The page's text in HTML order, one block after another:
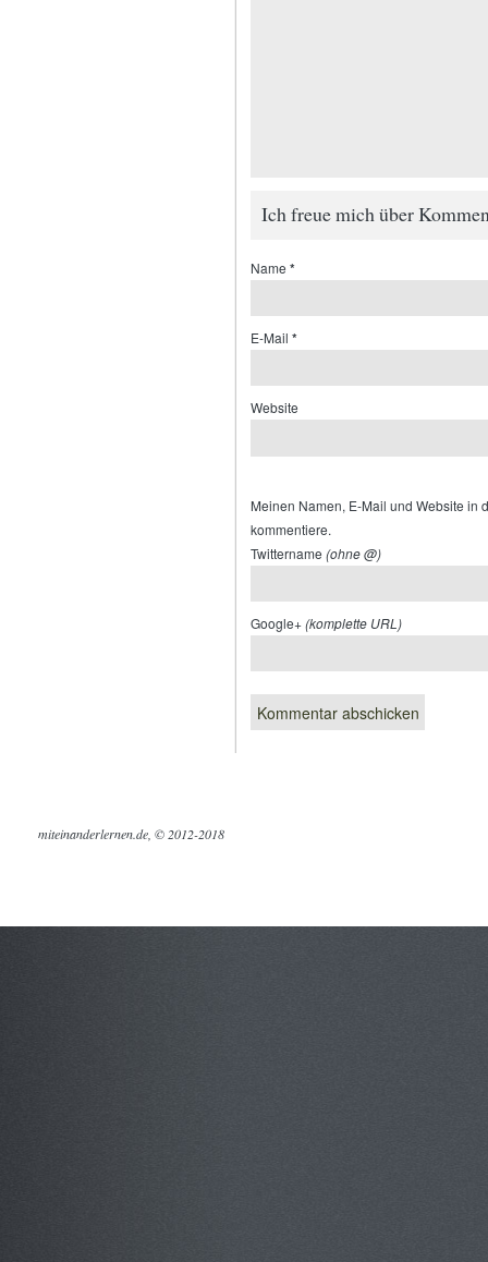
Ich freue mich über
Name *
E-Mail *
Website
Meinen Namen, E-Mail und Website in
kommentiere.
Twittername (ohne @)
Google+(komplette URL)
miteinanderlernen.de, © 2012-2018